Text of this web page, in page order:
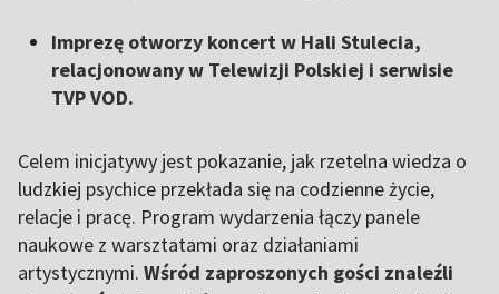
Imprezę otworzy koncert w Hali Stulecia,
relacjonowany w Telewizji Polskiej i serwisie
TVP VOD.
Celem inicjatywy jest pokazanie, jak rzetelna wiedza o
ludzkiej psychice przekłada się na codzienne życie,
relacje i pracę. Program wydarzenia łączy panele
naukowe z warsztatami oraz działaniami
artystycznymi. Wśród zaproszonych gości znaleźli